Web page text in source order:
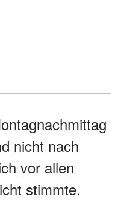
nicht nach
vor allen
stimmte.